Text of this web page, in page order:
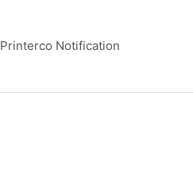
Printerco Notification